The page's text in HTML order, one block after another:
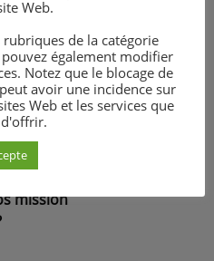
Est, des
d’autres régions
Une
initiale est
mission
Web.
de la catégorie
également modifier
Notez que le blocage de
avoir une incidence sur
Web et les services que